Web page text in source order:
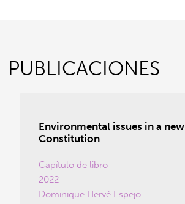
PUBLICACIONES
Environmental issues in a new
Constitution
Capítulo de libro
2022
Dominique Hervé Espejo